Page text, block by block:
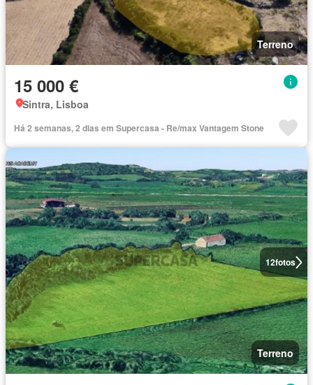
Terreno
15 000 €
Sintra, Lisboa
Há 2 semanas, 2 dias em Supercasa - Re/max Vantagem Stone
12fotos
Terreno